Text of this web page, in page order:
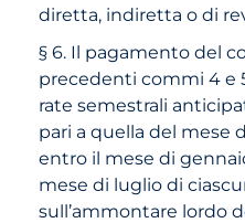
diretta, indiretta o di
§ 6. Il pagamento del
precedenti commi 4 e
rate semestrali
pari a quella del mese
entro il mese di
mese di luglio di
sull’ammontare lordo